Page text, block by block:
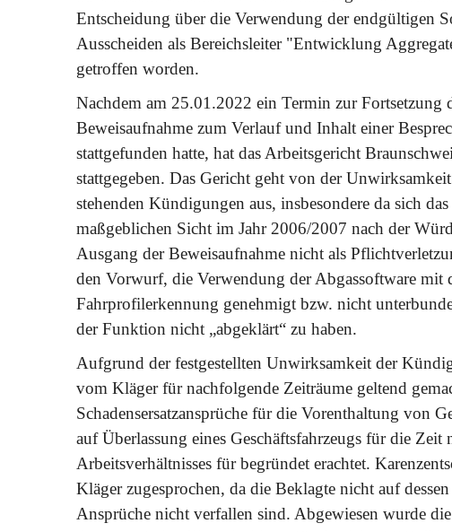
Entscheidung über die Verwendung der endgültigen
Ausscheiden als Bereichsleiter "Entwicklung
getroffen worden.
Nachdem am 25.01.2022 ein Termin zur
Beweisaufnahme zum Verlauf und Inhalt einer
stattgefunden hatte, hat das Arbeitsgericht
stattgegeben. Das Gericht geht von der
stehenden Kündigungen aus, insbesondere da sich
maßgeblichen Sicht im Jahr 2006/2007 nach der
Ausgang der Beweisaufnahme nicht als
den Vorwurf, die Verwendung der Abgassoftware mit
Fahrprofilerkennung genehmigt bzw. nicht
der Funktion nicht „abgeklärt“ zu haben.
Aufgrund der festgestellten Unwirksamkeit der
vom Kläger für nachfolgende Zeiträume geltend
Schadensersatzansprüche für die Vorenthaltung von
auf Überlassung eines Geschäftsfahrzeugs für die Zeit
Arbeitsverhältnisses für begründet erachtet.
Kläger zugesprochen, da die Beklagte nicht auf
Ansprüche nicht verfallen sind. Abgewiesen wurde